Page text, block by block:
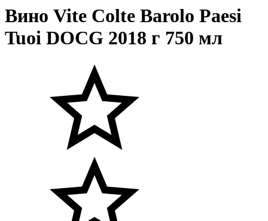
Вино Vite Colte Barolo Paesi
Tuoi DOCG 2018 г 750 мл